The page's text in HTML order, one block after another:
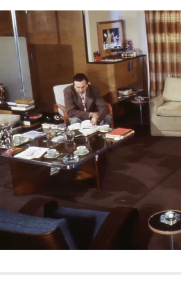
процесса — особенное место,
Арт-директор и создатель
и исследовала их в поисках
среду выдающихся людей